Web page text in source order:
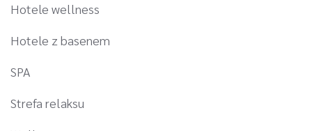
Hotele wellness
Hotele z basenem
SPA
Strefa relaksu